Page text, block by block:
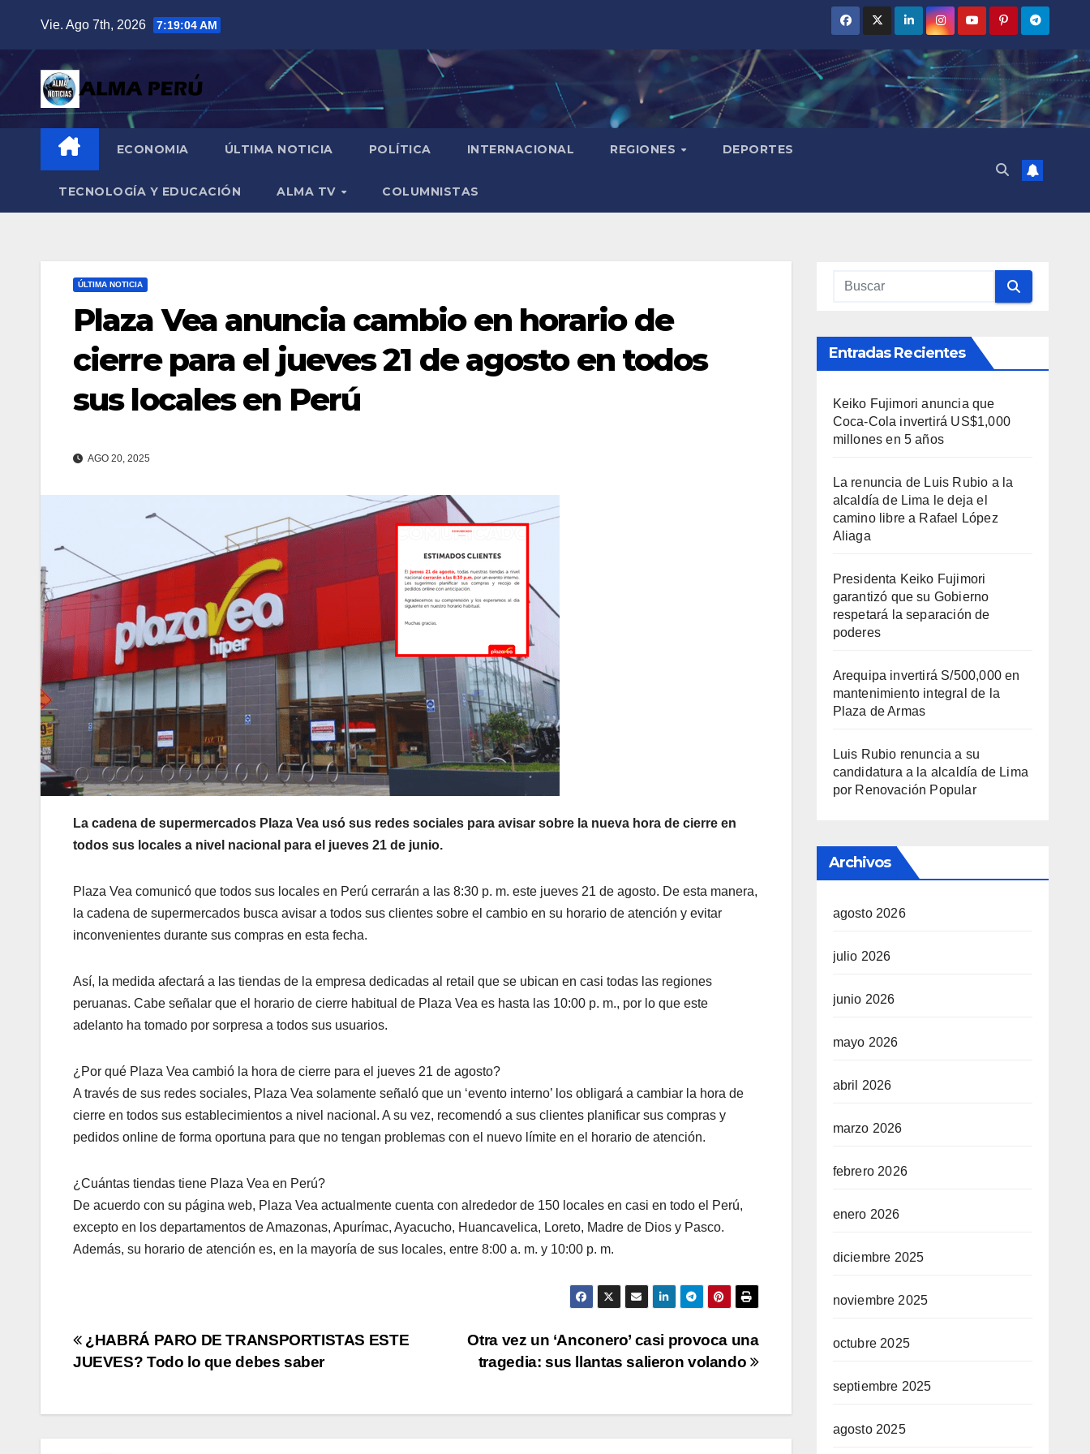
contenido
Vie. Ago 7th, 2026 7:19:05 AM
ECONOMIA ÚLTIMA NOTICIA POLÍTICA INTERNACIONAL REGIONES DEPORTES
TECNOLOGÍA Y EDUCACIÓN ALMA TV COLUMNISTAS
ÚLTIMA NOTICIA
Plaza Vea anuncia cambio en horario de
cierre para el jueves 21 de agosto en todos
sus locales en Perú
AGO 20, 2025
La cadena de supermercados Plaza Vea usó sus redes sociales para avisar sobre la nueva hora de cierre en
todos sus locales a nivel nacional para el jueves 21 de junio.
Plaza Vea comunicó que todos sus locales en Perú cerrarán a las 8:30 p. m. este jueves 21 de agosto. De esta manera,
la cadena de supermercados busca avisar a todos sus clientes sobre el cambio en su horario de atención y evitar
inconvenientes durante sus compras en esta fecha.
Así, la medida afectará a las tiendas de la empresa dedicadas al retail que se ubican en casi todas las regiones
peruanas. Cabe señalar que el horario de cierre habitual de Plaza Vea es hasta las 10:00 p. m., por lo que este
adelanto ha tomado por sorpresa a todos sus usuarios.
¿Por qué Plaza Vea cambió la hora de cierre para el jueves 21 de agosto?
A través de sus redes sociales, Plaza Vea solamente señaló que un ‘evento interno’ los obligará a cambiar la hora de
cierre en todos sus establecimientos a nivel nacional. A su vez, recomendó a sus clientes planificar sus compras y
pedidos online de forma oportuna para que no tengan problemas con el nuevo límite en el horario de atención.
¿Cuántas tiendas tiene Plaza Vea en Perú?
De acuerdo con su página web, Plaza Vea actualmente cuenta con alrededor de 150 locales en casi en todo el Perú,
excepto en los departamentos de Amazonas, Apurímac, Ayacucho, Huancavelica, Loreto, Madre de Dios y Pasco.
Además, su horario de atención es, en la mayoría de sus locales, entre 8:00 a. m. y 10:00 p. m.
Navegación
entradas
Otra vez un ‘Anconero’ casi provoca una
tragedia: sus llantas salieron volando
¿HABRÁ PARO DE TRANSPORTISTAS ESTE
JUEVES? Todo lo que debes saber
Entradas Recientes
Keiko Fujimori anuncia que
Coca-Cola invertirá US$1,000
millones en 5 años
La renuncia de Luis Rubio a la
alcaldía de Lima le deja el
camino libre a Rafael López
Aliaga
Presidenta Keiko Fujimori
garantizó que su Gobierno
respetará la separación de
poderes
Arequipa invertirá S/500,000 en
mantenimiento integral de la
Plaza de Armas
Luis Rubio renuncia a su
candidatura a la alcaldía de Lima
por Renovación Popular
Archivos
agosto 2026
julio 2026
junio 2026
mayo 2026
abril 2026
marzo 2026
febrero 2026
enero 2026
diciembre 2025
noviembre 2025
octubre 2025
septiembre 2025
agosto 2025